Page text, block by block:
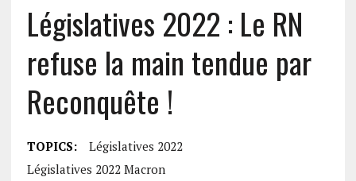
Législatives 2022 : Le RN
refuse la main tendue par
Reconquête !
TOPICS:
Législatives 2022
Législatives 2022 Macron